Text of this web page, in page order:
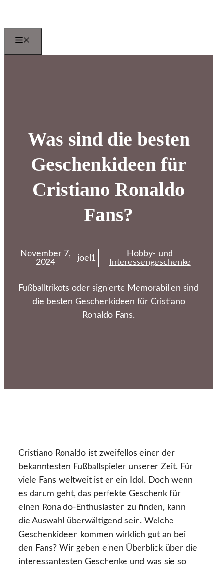
springen
Was sind die besten
Geschenkideen für
Cristiano Ronaldo
Fans?
November 7,
2024
joel1
Hobby- und
Interessengeschenke
Fußballtrikots oder signierte Memorabilien sind
die besten Geschenkideen für Cristiano
Ronaldo Fans.
Cristiano Ronaldo ist zweifellos einer der
bekanntesten Fußballspieler unserer Zeit. Für
viele Fans weltweit ist er ein Idol. Doch wenn
es darum geht, das perfekte Geschenk für
einen Ronaldo-Enthusiasten zu finden, kann
die Auswahl überwältigend sein. Welche
Geschenkideen kommen wirklich gut an bei
den Fans? Wir geben einen Überblick über die
interessantesten Geschenke und was sie so